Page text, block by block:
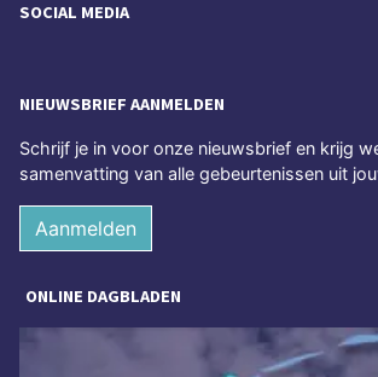
SOCIAL MEDIA
NIEUWSBRIEF AANMELDEN
Schrijf je in voor onze nieuwsbrief en krijg
samenvatting van alle gebeurtenissen uit
Aanmelden
ONLINE DAGBLADEN